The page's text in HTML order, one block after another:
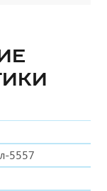
5557